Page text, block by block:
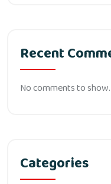
Recent
No comments to show.
Categories